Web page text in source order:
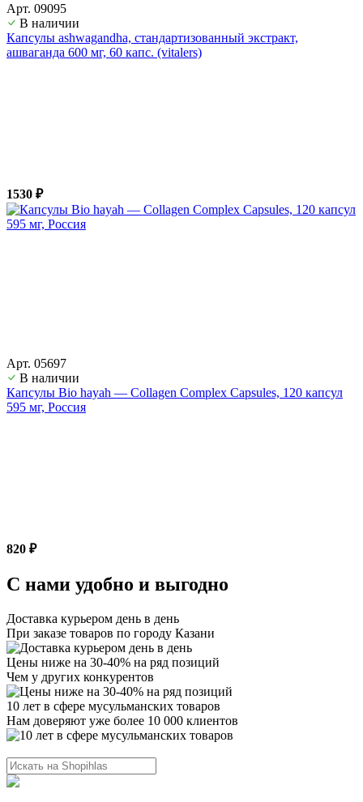
Арт. 09095
В наличии
Капсулы ashwagandha, стандартизованный экстракт,
ашвагандa 600 мг, 60 капс. (vitalers)
1530 ₽
Арт. 05697
В наличии
Капсулы Bio hayah — Collagen Complex Capsules, 120 капсул
595 мг, Россия
820 ₽
С нами удобно и выгодно
Доставка курьером день в день
При заказе товаров по городу Казани
Цены ниже на 30-40% на ряд позиций
Чем у других конкурентов
10 лет в сфере мусульманских товаров
Нам доверяют уже более 10 000 клиентов